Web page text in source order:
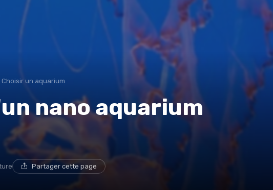
Choisir un aquarium
nano aquarium
Partager cette page